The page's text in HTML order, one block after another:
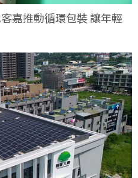
嘉推動循環包裝 讓年輕